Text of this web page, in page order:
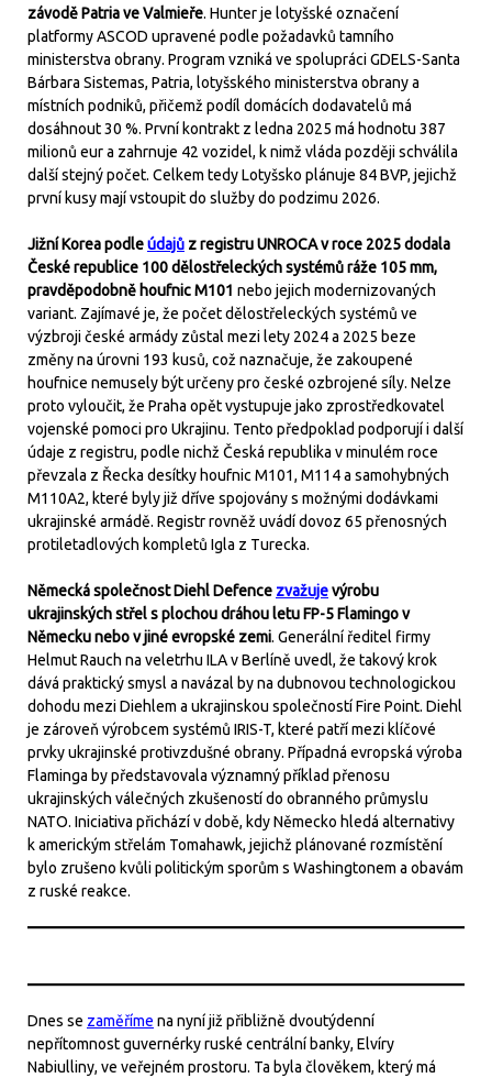
závodě Patria ve Valmieře. Hunter je lotyšské označení
platformy ASCOD upravené podle požadavků tamního
ministerstva obrany. Program vzniká ve spolupráci GDELS-Santa
Bárbara Sistemas, Patria, lotyšského ministerstva obrany a
místních podniků, přičemž podíl domácích dodavatelů má
dosáhnout 30 %. První kontrakt z ledna 2025 má hodnotu 387
milionů eur a zahrnuje 42 vozidel, k nimž vláda později schválila
další stejný počet. Celkem tedy Lotyšsko plánuje 84 BVP, jejichž
první kusy mají vstoupit do služby do podzimu 2026.
Jižní Korea podleúdajů z registru UNROCA v roce 2025 dodala
České republice 100 dělostřeleckých systémů ráže 105 mm,
pravděpodobně houfnic M101 nebo jejich modernizovaných
variant. Zajímavé je, že počet dělostřeleckých systémů ve
výzbroji české armády zůstal mezi lety 2024 a 2025 beze
změny na úrovni 193 kusů, což naznačuje, že zakoupené
houfnice nemusely být určeny pro české ozbrojené síly. Nelze
proto vyloučit, že Praha opět vystupuje jako zprostředkovatel
vojenské pomoci pro Ukrajinu. Tento předpoklad podporují i další
údaje z registru, podle nichž Česká republika v minulém roce
převzala z Řecka desítky houfnic M101, M114 a samohybných
M110A2, které byly již dříve spojovány s možnými dodávkami
ukrajinské armádě. Registr rovněž uvádí dovoz 65 přenosných
protiletadlových kompletů Igla z Turecka.
Německá společnost Diehl Defence zvažujevýrobu
ukrajinských střel s plochou dráhou letu FP-5 Flamingo v
Německu nebo v jiné evropské zemi. Generální ředitel firmy
Helmut Rauch na veletrhu ILA v Berlíně uvedl, že takový krok
dává praktický smysl a navázal by na dubnovou technologickou
dohodu mezi Diehlem a ukrajinskou společností Fire Point. Diehl
je zároveň výrobcem systémů IRIS-T, které patří mezi klíčové
prvky ukrajinské protivzdušné obrany. Případná evropská výroba
Flaminga by představovala významný příklad přenosu
ukrajinských válečných zkušeností do obranného průmyslu
NATO. Iniciativa přichází v době, kdy Německo hledá alternativy
k americkým střelám Tomahawk, jejichž plánované rozmístění
bylo zrušeno kvůli politickým sporům s Washingtonem a obavám
z ruské reakce.
Dnes se zaměříme na nyní již přibližně dvoutýdenní
nepřítomnost guvernérky ruské centrální banky, Elvíry
Nabiulliny, ve veřejném prostoru. Ta byla člověkem, který má